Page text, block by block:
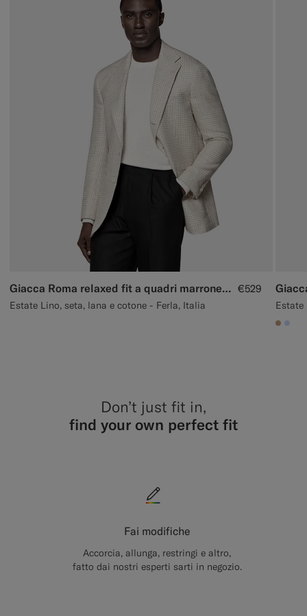
Giacca Roma relaxed fit a quadri marrone chiaro
Estate Lino, seta, lana e cotone - Ferla, Italia
€529
Don’t just fit in,
find your own perfect fit
Fai modifiche
Accorcia, allunga, restringi e altro,
fatto dai nostri esperti sarti in negozio.